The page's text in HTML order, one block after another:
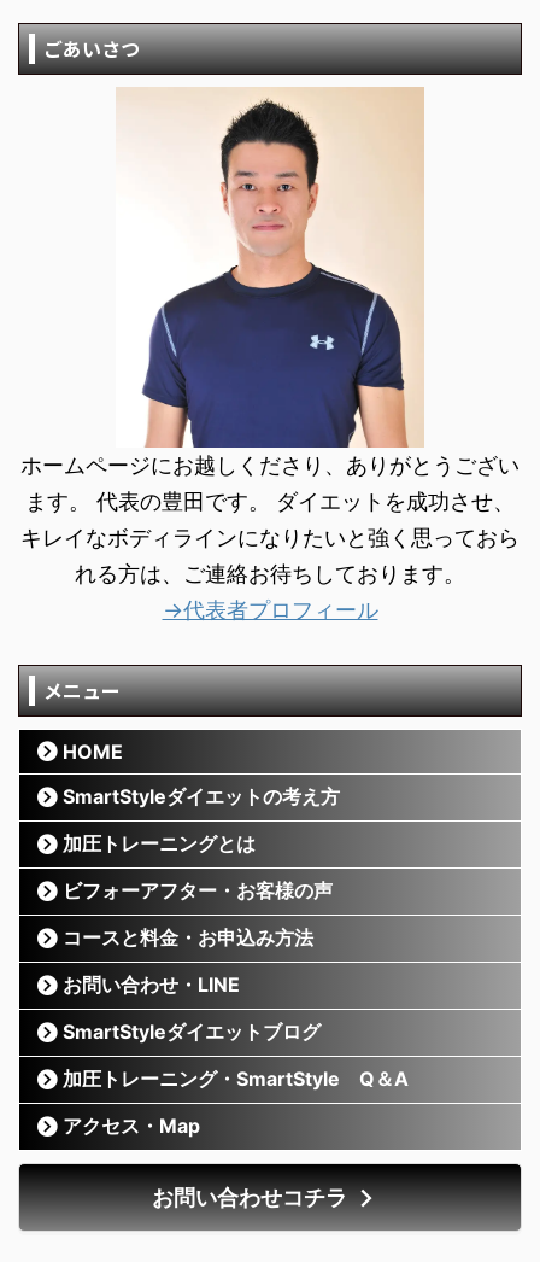
ごあいさつ
ホームページにお越しくださり、ありがとうござい
ます。 代表の豊田です。 ダイエットを成功させ、
キレイなボディラインになりたいと強く思っておら
れる方は、ご連絡お待ちしております。
→代表者プロフィール
メニュー
HOME
SmartStyleダイエットの考え方
加圧トレーニングとは
ビフォーアフター・お客様の声
コースと料金・お申込み方法
お問い合わせ・LINE
SmartStyleダイエットブログ
加圧トレーニング・SmartStyle Q＆A
アクセス・Map
お問い合わせコチラ